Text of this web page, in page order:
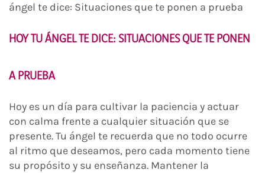
ángel te dice: Situaciones que te ponen a prueba
HOY TU ÁNGEL TE DICE: SITUACIONES QUE TE PONEN
A PRUEBA
Hoy es un día para cultivar la paciencia y actuar
con calma frente a cualquier situación que se
presente. Tu ángel te recuerda que no todo ocurre
al ritmo que deseamos, pero cada momento tiene
su propósito y su enseñanza. Mantener la